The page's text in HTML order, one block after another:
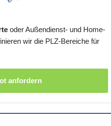
oder Außendienst- und Home-
wir die PLZ-Bereiche für
anfordern